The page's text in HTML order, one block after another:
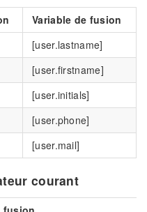
Variable de fusion
[user.lastname]
[user.firstname]
[user.initials]
[user.phone]
[user.mail]
courant